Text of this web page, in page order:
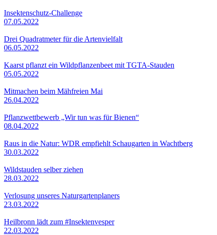
Insektenschutz-Challenge
07.05.2022
Drei Quadratmeter für die Artenvielfalt
06.05.2022
Kaarst pflanzt ein Wildpflanzenbeet mit TGTA-Stauden
05.05.2022
Mitmachen beim Mähfreien Mai
26.04.2022
Pflanzwettbewerb „Wir tun was für Bienen“
08.04.2022
Raus in die Natur: WDR empfiehlt Schaugarten in Wachtberg
30.03.2022
Wildstauden selber ziehen
28.03.2022
Verlosung unseres Naturgartenplaners
23.03.2022
Heilbronn lädt zum #Insektenvesper
22.03.2022